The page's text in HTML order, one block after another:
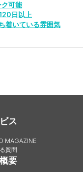
ク可能
日以上
着いている雰囲気
ス
MAGAZINE
質問
要